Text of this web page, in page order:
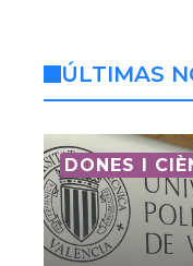
ÚLTIMAS
DONES I